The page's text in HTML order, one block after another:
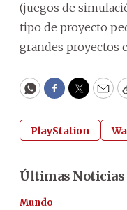
(juegos de
tipo de proyecto
grandes proyectos
WhatsApp
Facebook
Twitter
PlayStation
Últimas Noticias
Mundo